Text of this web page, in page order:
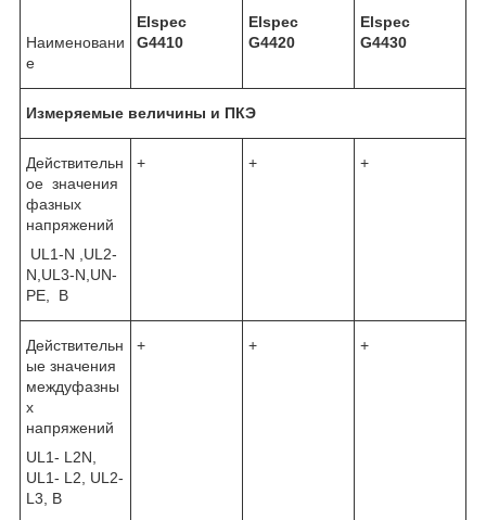
Наименовани
е
Elspec
G4410
Elspec
G4420
Elspec
G4430
Измеряемые величины и ПКЭ
Действительн
ое значения
фазных
напряжений
UL1-N ,UL2-
N,UL3-N,UN-
PE, B
+ + +
Действительн
ые значения
междуфазны
х
напряжений
UL1- L2N,
UL1- L2, UL2-
L3, B
+ + +